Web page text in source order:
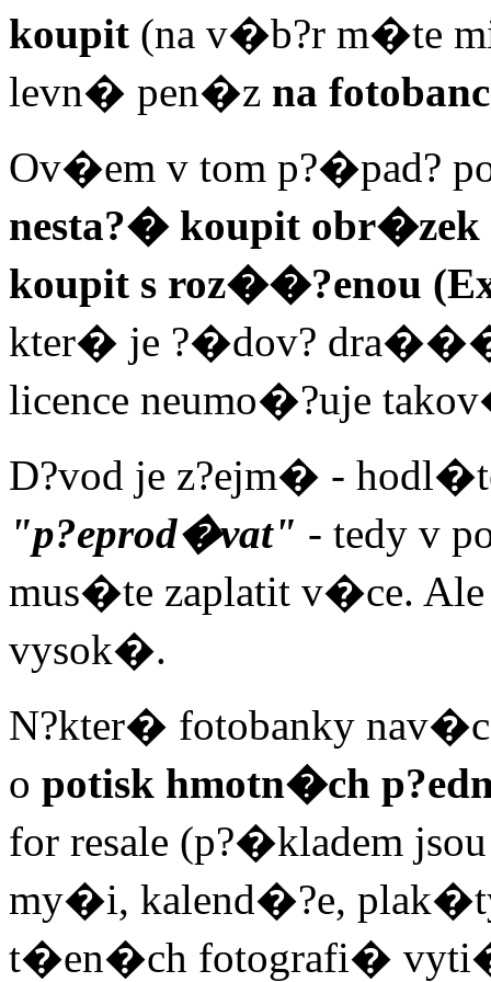
koupit (na v�b?r m�te
levn� pen�z na fotobanc
Ov�em v tom p?�pad?
nesta?� koupit
koupit s roz��?enou
kter� je ?�dov?
licence neumo�?uje
D?vod je z?ejm� -
"p?eprod�vat" - tedy v
mus�te zaplatit v�ce. Ale
vysok�.
N?kter� fotobanky
o potisk hmotn�ch
for resale (p?�kladem
my�i, kalend�?e,
t�en�ch fotografi�